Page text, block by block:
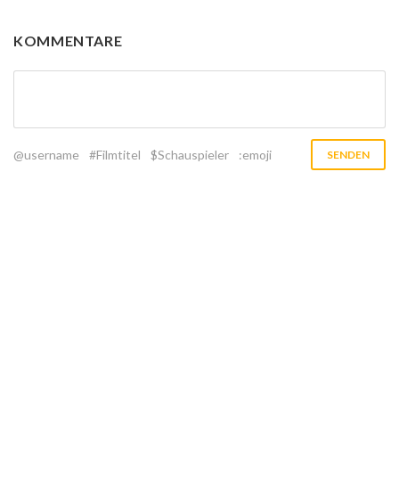
KOMMENTARE
@username #Filmtitel $Schauspieler :emoji